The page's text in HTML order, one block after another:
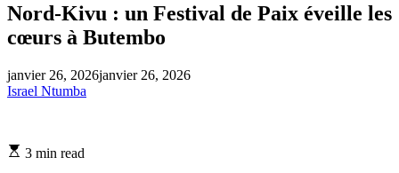
Nord-Kivu : un Festival de Paix éveille les
cœurs à Butembo
janvier 26, 2026janvier 26, 2026
Israel Ntumba
Estimated
3 min read